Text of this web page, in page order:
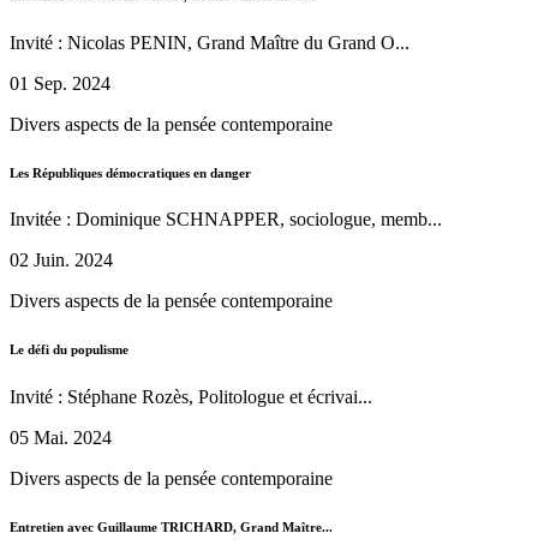
Invité : Nicolas PENIN, Grand Maître du Grand O...
01 Sep. 2024
Divers aspects de la pensée contemporaine
Les Républiques démocratiques en danger
Invitée : Dominique SCHNAPPER, sociologue, memb...
02 Juin. 2024
Divers aspects de la pensée contemporaine
Le défi du populisme
Invité : Stéphane Rozès, Politologue et écrivai...
05 Mai. 2024
Divers aspects de la pensée contemporaine
Entretien avec Guillaume TRICHARD, Grand Maître...